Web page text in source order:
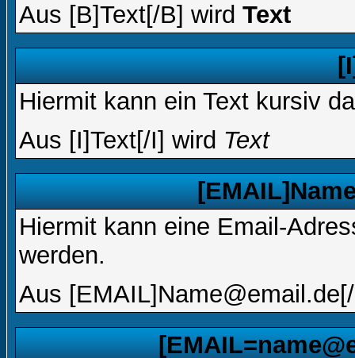
Aus [B]Text[/B] wird Text
Hiermit kann ein Text kursiv
Aus [I]Text[/I] wird Text
Hiermit kann eine Email-
werden.
Aus